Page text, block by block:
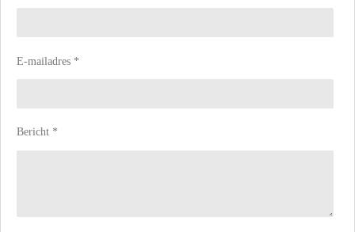
E-mailadres *
Bericht *